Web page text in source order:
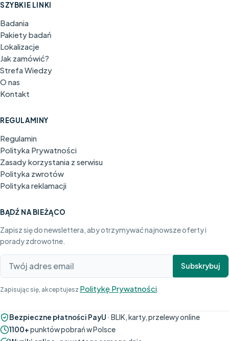
SZYBKIE LINKI
Badania
Pakiety badań
Lokalizacje
Jak zamówić?
Strefa Wiedzy
O nas
Kontakt
REGULAMINY
Regulamin
Polityka Prywatności
Zasady korzystania z serwisu
Polityka zwrotów
Polityka reklamacji
BĄDŹ NA BIEŻĄCO
Zapisz się do newslettera, aby otrzymywać najnowsze oferty i
porady zdrowotne.
Subskrybuj
Zapisując się, akceptujesz Politykę Prywatności.
Bezpieczne płatności PayU · BLIK, karty, przelewy online
1100+punktów pobrań w Polsce